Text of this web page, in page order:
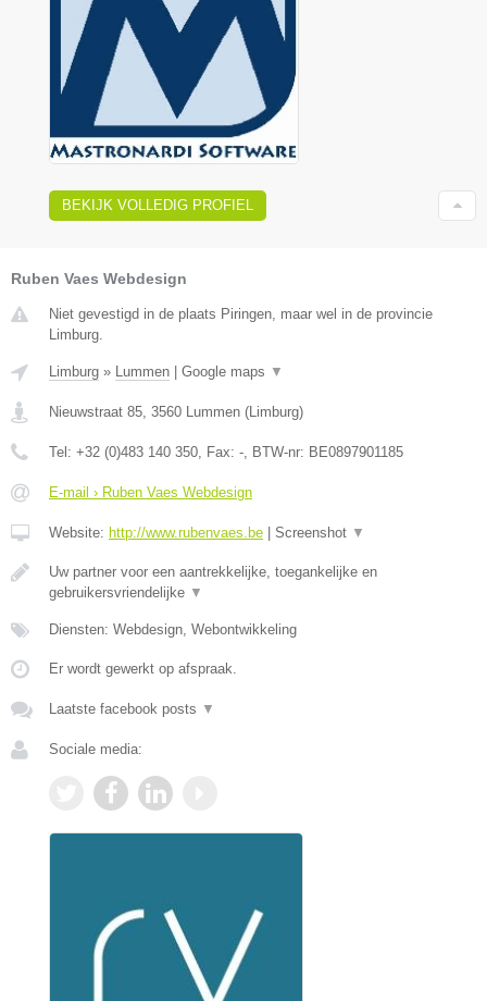
BEKIJK VOLLEDIG PROFIEL
Ruben Vaes Webdesign
Niet gevestigd in de plaats Piringen, maar wel in de provincie
Limburg.
Limburg » Lummen Google maps ▼
Nieuwstraat 85, 3560 Lummen (Limburg)
Tel: +32 (0)483 140 350, Fax: -, BTW-nr: BE0897901185
E-mail › Ruben Vaes Webdesign
Website: http://www.rubenvaes.be Screenshot ▼
Uw partner voor een aantrekkelijke, toegankelijke en
gebruikersvriendelijke ▼
Diensten: Webdesign, Webontwikkeling
Er wordt gewerkt op afspraak.
Laatste facebook posts ▼
Sociale media: